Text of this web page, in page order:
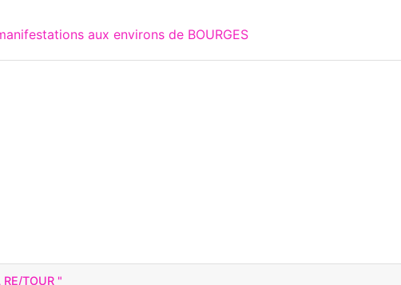
aux environs de BOURGES
TOUR "